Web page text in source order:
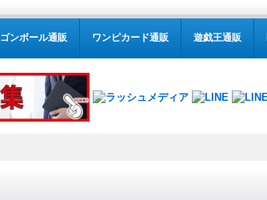
ゴンボール通販 ワンピカード通販 遊戯王通販